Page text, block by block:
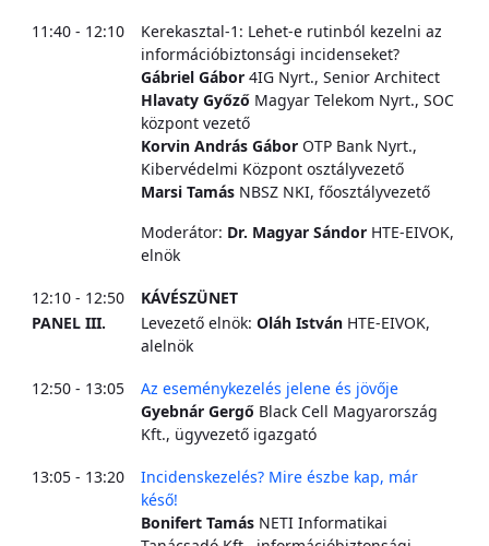
11:40 - 12:10
Kerekasztal-1: Lehet-e rutinból kezelni az
információbiztonsági incidenseket?
Gábriel Gábor 4IG Nyrt., Senior Architect
Hlavaty Győző Magyar Telekom Nyrt., SOC
központ vezető
Korvin András Gábor OTP Bank Nyrt.,
Kibervédelmi Központ osztályvezető
Marsi Tamás NBSZ NKI, főosztályvezető
Moderátor: Dr. Magyar Sándor HTE-EIVOK,
elnök
12:10 - 12:50
KÁVÉSZÜNET
PANEL III.
Levezető elnök: Oláh István HTE-EIVOK,
alelnök
12:50 - 13:05
Az eseménykezelés jelene és jövője
Gyebnár Gergő Black Cell Magyarország
Kft., ügyvezető igazgató
13:05 - 13:20
Incidenskezelés? Mire észbe kap, már
késő!
Bonifert Tamás NETI Informatikai